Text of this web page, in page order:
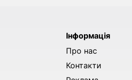
Інформація
Про нас
Контакти